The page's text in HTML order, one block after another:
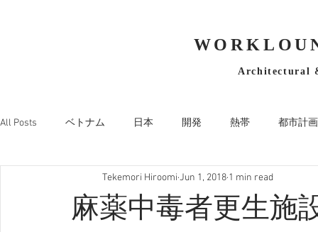
Architectural
All Posts ベトナム 日本 開発 熱帯 都市計画
麻薬中毒者更生施
Tekemori Hiroomi Jun 1, 2018 1 min read